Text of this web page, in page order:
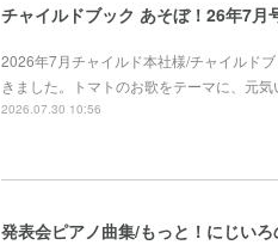
チャイルドブック あそぼ！26年7月
2026年7月チャイルド本社様/チャイルド
きました。トマトのお歌をテーマに、元
2026.07.30 10:56
発表会ピアノ曲集/もっと！にじい